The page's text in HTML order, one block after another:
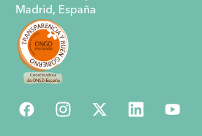
Madrid, España